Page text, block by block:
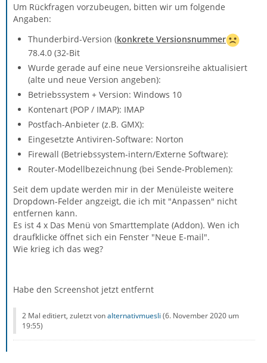
Um Rückfragen vorzubeugen, bitten wir um folgende
Angaben:
Thunderbird-Version (konkrete Versionsnummer
78.4.0 (32-Bit
Wurde gerade auf eine neue Versionsreihe aktualisiert
(alte und neue Version angeben):
Betriebssystem + Version: Windows 10
Kontenart (POP / IMAP): IMAP
Postfach-Anbieter (z.B. GMX):
Eingesetzte Antiviren-Software: Norton
Firewall (Betriebssystem-intern/Externe Software):
Router-Modellbezeichnung (bei Sende-Problemen):
Seit dem update werden mir in der Menüleiste weitere
Dropdown-Felder angzeigt, die ich mit "Anpassen" nicht
entfernen kann.
Es ist 4 x Das Menü von Smarttemplate (Addon). Wen ich
draufklicke öffnet sich ein Fenster "Neue E-mail".
Wie krieg ich das weg?
Habe den Screenshot jetzt entfernt
2 Mal editiert, zuletzt vonalternativmuesli (6. November 2020 um
19:55)